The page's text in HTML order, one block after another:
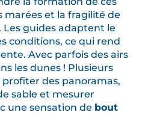
marées et la fragilité de
guides adaptent le
conditions, ce qui rend
Avec parfois des airs
les dunes ! Plusieurs
des panoramas,
sable et mesurer
une sensation de bout